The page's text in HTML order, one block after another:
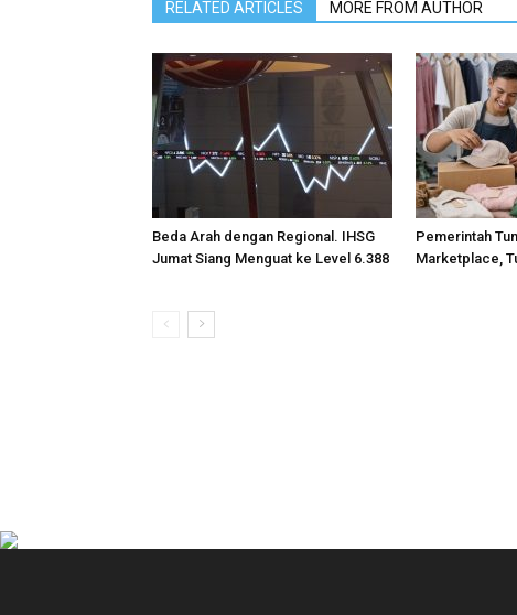
RELATED ARTICLES MORE FROM AUTHOR
Beda Arah dengan Regional. IHSG
Jumat Siang Menguat ke Level 6.388
Pemerintah
Marketplace,